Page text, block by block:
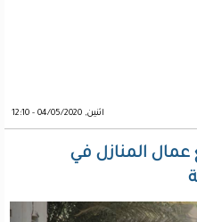
اثنين, 04/05/2020 - 12:10
عمال المنازل في